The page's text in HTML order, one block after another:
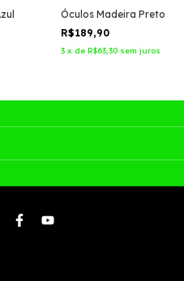
Óculos Madeira Preto
R$189,90
3 x de R$63,30 sem juros